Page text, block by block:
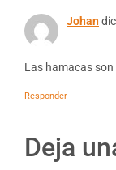
Johan
Las hamacas
Responder
Deja